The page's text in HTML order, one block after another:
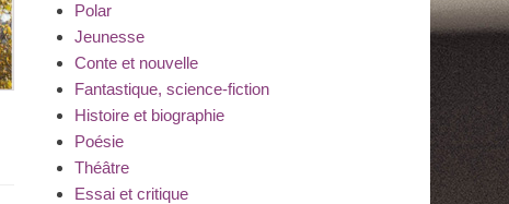
Polar
Jeunesse
Conte et nouvelle
Fantastique, science-fiction
Histoire et biographie
Poésie
Théâtre
Essai et critique